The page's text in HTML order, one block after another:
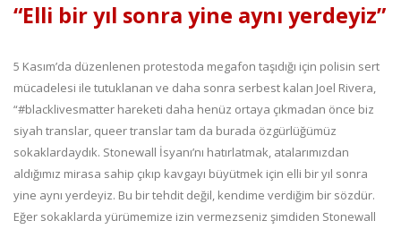
“Elli bir yıl sonra yine aynı yerdeyiz”
5 Kasım’da düzenlenen protestoda megafon taşıdığı için polisin sert
mücadelesi ile tutuklanan ve daha sonra serbest kalan Joel Rivera,
“#blacklivesmatter hareketi daha henüz ortaya çıkmadan önce biz
siyah translar, queer translar tam da burada özgürlüğümüz
sokaklardaydık. Stonewall İsyanı’nı hatırlatmak, atalarımızdan
aldığımız mirasa sahip çıkıp kavgayı büyütmek için elli bir yıl sonra
yine aynı yerdeyiz. Bu bir tehdit değil, kendime verdiğim bir sözdür.
Eğer sokaklarda yürümemize izin vermezseniz şimdiden Stonewall